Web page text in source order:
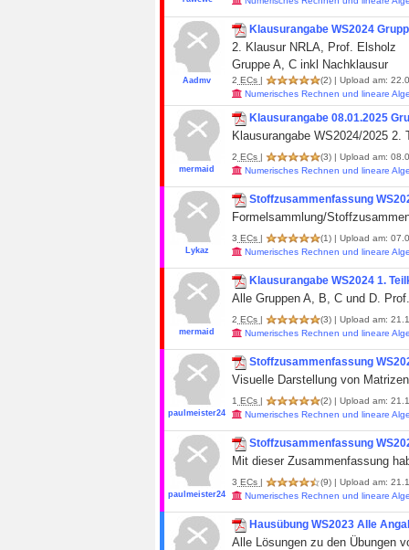
Aadmv
Klausurangabe WS2024
2. Klausur NRLA, Prof. Elsholz
Gruppe A, C inkl Nachklausur
2 ECs | (2) | Upload am:
Numerisches Rechnen und lineare
mermaid
Klausurangabe 08.01.2025
Klausurangabe WS2024/2025
2 ECs | (3) | Upload am:
Numerisches Rechnen und lineare
Lykaz
Stoffzusammenfassung
Formelsammlung/
3 ECs | (1) | Upload am:
Numerisches Rechnen und lineare
mermaid
Klausurangabe WS2024 1.
Alle Gruppen A, B, C und D.
2 ECs | (3) | Upload am:
Numerisches Rechnen und lineare
paulmeister24
Stoffzusammenfassung
Visuelle Darstellung von
1 ECs | (2) | Upload am:
Numerisches Rechnen und lineare
paulmeister24
Stoffzusammenfassung
Mit dieser Zusammenfassung
3 ECs | (9) | Upload am:
Numerisches Rechnen und lineare
Hausübung WS2023 Alle
Alle Lösungen zu den Übungen